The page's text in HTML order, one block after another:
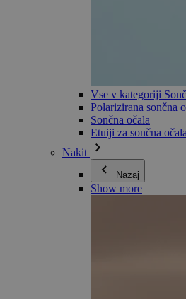
Vse v kategoriji
Polarizirana sončna
Sončna očala
Etuiji za sončna očala
Nakit
Nazaj
Show more